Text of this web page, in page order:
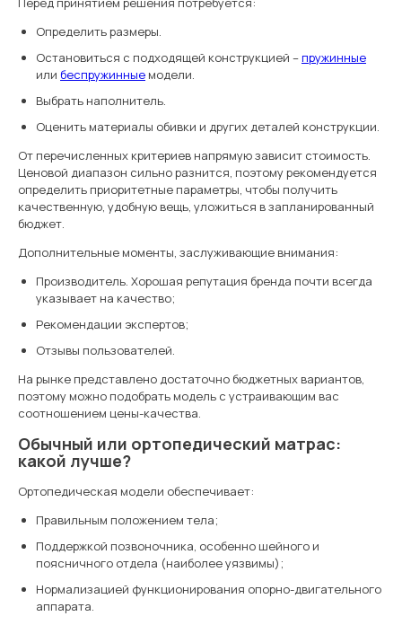
Определить размеры.
Остановиться с подходящей конструкцией –пружинные
или беспружинные модели.
Выбрать наполнитель.
Оценить материалы обивки и других деталей конструкции.
От перечисленных критериев напрямую зависит стоимость.
Ценовой диапазон сильно разнится, поэтому рекомендуется
определить приоритетные параметры, чтобы получить
качественную, удобную вещь, уложиться в запланированный
бюджет.
Дополнительные моменты, заслуживающие внимания:
Производитель. Хорошая репутация бренда почти всегда
указывает на качество;
Рекомендации экспертов;
Отзывы пользователей.
На рынке представлено достаточно бюджетных вариантов,
поэтому можно подобрать модель с устраивающим вас
соотношением цены-качества.
Обычный или ортопедический матрас:
какой лучше?
Ортопедическая модели обеспечивает:
Правильным положением тела;
Поддержкой позвоночника, особенно шейного и
поясничного отдела (наиболее уязвимы);
Нормализацией функционирования опорно-двигательного
аппарата.